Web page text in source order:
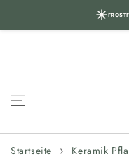
Zum Inhalt
Startseite
Keramik